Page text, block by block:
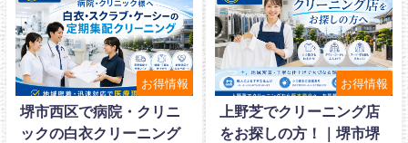
お得情報
堺市西区で病院・クリニ
ックの白衣クリーニング
お得情報
上野芝でクリーニング店
をお探しの方！｜堺市堺